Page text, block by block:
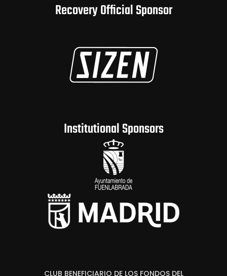
Recovery Official Sponsor
Institutional Sponsors
CLUB BENEFICIARIO DE LOS FONDOS DEL